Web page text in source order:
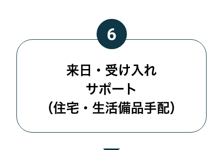
来日・受け入れ
サポート
（住宅・生活備品手配）